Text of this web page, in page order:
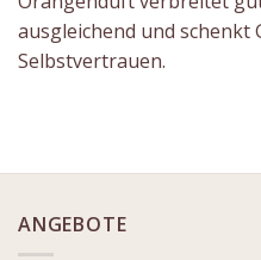
ausgleichend und schenkt
Selbstvertrauen.
ANGEBOTE